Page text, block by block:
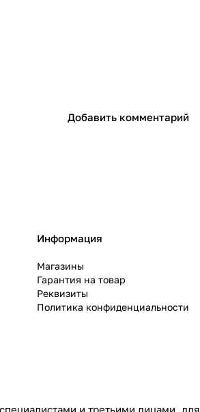
на применении новых
и реализуются следующие
Киргизию, Узбекистан,
жестким требованиям и
Добавить комментарий
Информация
Магазины
Гарантия на товар
Реквизиты
Политика конфиденциальности
и третьими лицами,